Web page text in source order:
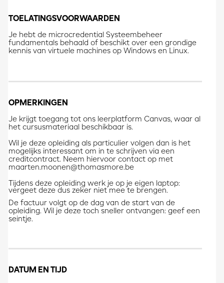
TOELATINGSVOORWAARDEN
Je hebt de microcredential Systeembeheer
fundamentals behaald of beschikt over een grondige
kennis van virtuele machines op Windows en Linux.
OPMERKINGEN
Je krijgt toegang tot ons leerplatform Canvas, waar al
het cursusmateriaal beschikbaar is.
Wil je deze opleiding als particulier volgen dan is het
mogelijks interessant om in te schrijven via een
creditcontract. Neem hiervoor contact op met
maarten.moonen@thomasmore.be
Tijdens deze opleiding werk je op je eigen laptop:
vergeet deze dus zeker niet mee te brengen.
De factuur volgt op de dag van de start van de
opleiding. Wil je deze toch sneller ontvangen: geef een
seintje.
DATUM EN TIJD